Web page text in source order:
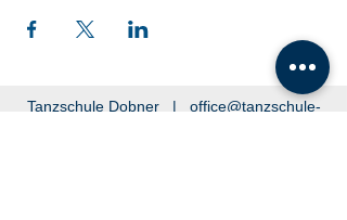
Tanzschule Dobner | office@tanzschule-